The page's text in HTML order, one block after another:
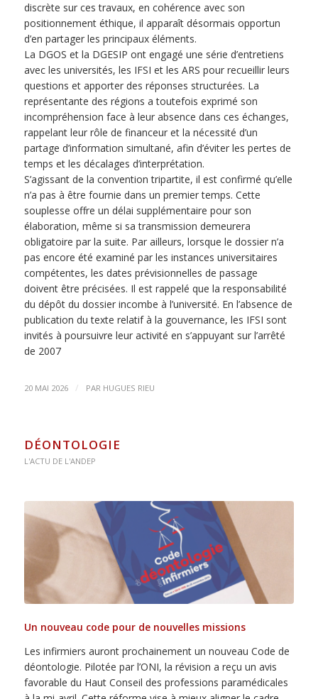
discrète sur ces travaux, en cohérence avec son
positionnement éthique, il apparaît désormais opportun
d’en partager les principaux éléments.
La DGOS et la DGESIP ont engagé une série d’entretiens
avec les universités, les IFSI et les ARS pour recueillir leurs
questions et apporter des réponses structurées. La
représentante des régions a toutefois exprimé son
incompréhension face à leur absence dans ces échanges,
rappelant leur rôle de financeur et la nécessité d’un
partage d’information simultané, afin d’éviter les pertes de
temps et les décalages d’interprétation.
S’agissant de la convention tripartite, il est confirmé qu’elle
n’a pas à être fournie dans un premier temps. Cette
souplesse offre un délai supplémentaire pour son
élaboration, même si sa transmission demeurera
obligatoire par la suite. Par ailleurs, lorsque le dossier n’a
pas encore été examiné par les instances universitaires
compétentes, les dates prévisionnelles de passage
doivent être précisées. Il est rappelé que la responsabilité
du dépôt du dossier incombe à l’université. En l’absence de
publication du texte relatif à la gouvernance, les IFSI sont
invités à poursuivre leur activité en s’appuyant sur l’arrêté
de 2007
20 MAI 2026 / PAR HUGUES RIEU
DÉONTOLOGIE
L'ACTU DE L'ANDEP
Un nouveau code pour de nouvelles missions
Les infirmiers auront prochainement un nouveau Code de
déontologie. Pilotée par l’ONI, la révision a reçu un avis
favorable du Haut Conseil des professions paramédicales